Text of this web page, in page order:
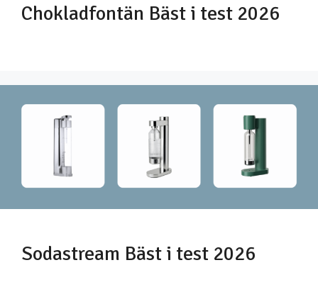
Chokladfontän Bäst i test 2026
Sodastream Bäst i test 2026